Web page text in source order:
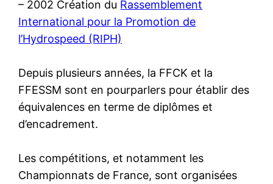
– 2002 Création du Rassemblement
International pour la Promotion de
l’Hydrospeed (RIPH)
Depuis plusieurs années, la FFCK et la
FFESSM sont en pourparlers pour établir des
équivalences en terme de diplômes et
d’encadrement.
Les compétitions, et notamment les
Championnats de France, sont organisées